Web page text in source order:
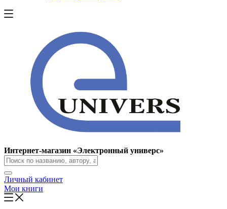
Интернет-магазин «Электронный универс»
Личный кабинет
Мои книги